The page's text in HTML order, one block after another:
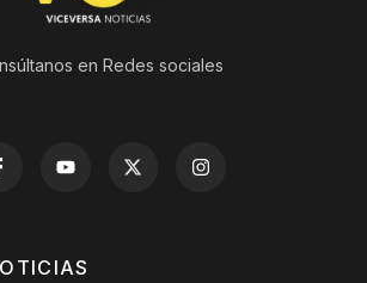
en Redes sociales